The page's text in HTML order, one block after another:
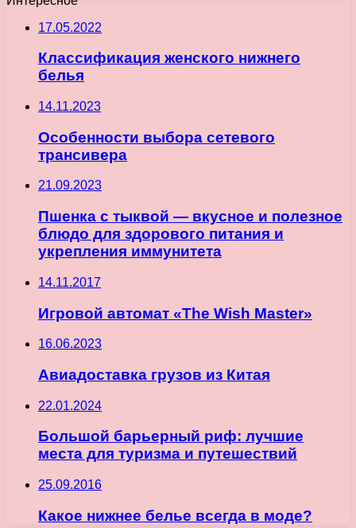
17.05.2022
Классификация женского нижнего
белья
14.11.2023
Особенности выбора сетевого
трансивера
21.09.2023
Пшенка с тыквой — вкусное и полезное
блюдо для здорового питания и
укрепления иммунитета
14.11.2017
Игровой автомат «The Wish Master»
16.06.2023
Авиадоставка грузов из Китая
22.01.2024
Большой барьерный риф: лучшие
места для туризма и путешествий
25.09.2016
Какое нижнее белье всегда в моде?